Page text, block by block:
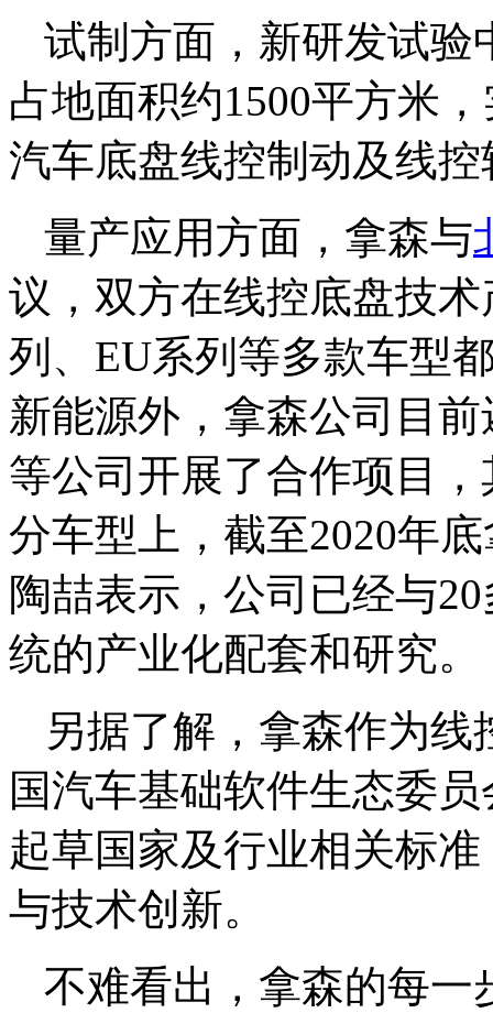
试制方面，新研发试验
占地面积约1500平方米
汽车底盘线控制动及线
量产应用方面，拿森与
议，双方在线控底盘技
列、EU系列等多款车型
新能源外，拿森公司目
等公司开展了合作项目
分车型上，截至2020年
陶喆表示，公司已经与
统的产业化配套和研究。
另据了解，拿森作为
国汽车基础软件生态委
起草国家及行业相关标
与技术创新。
不难看出，拿森的每一